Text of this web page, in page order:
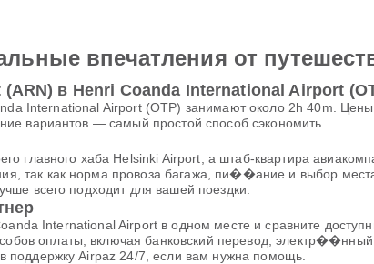
впечатления от
в Henri Coanda International Airport
International Airport (OTP) занимают около 2h 40m.
вариантов — самый простой способ сэкономить.
главного хаба Helsinki Airport, а штаб-квартира
так как норма провоза багажа, пи��ание и выбор
всего подходит для вашей поездки.
International Airport в одном месте и сравните
оплаты, включая банковский перевод,
поддержку Airpaz 24/7, если вам нужна помощь.